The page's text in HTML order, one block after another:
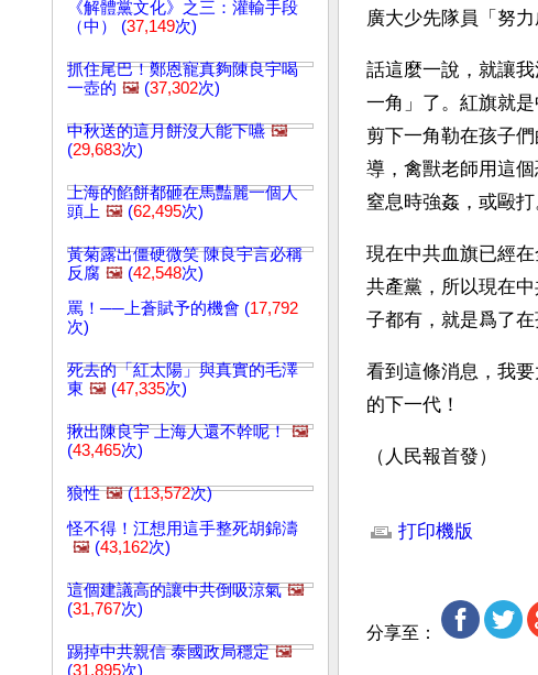
《解體黨文化》之三：灌輸手段
（中） (37,149次)
抓住尾巴！鄭恩寵真夠陳良宇喝
一壺的 🖼️ (37,302次)
中秋送的這月餅沒人能下嚥 🖼️
(29,683次)
上海的餡餅都砸在馬豔麗一個人
頭上 🖼️ (62,495次)
黃菊露出僵硬微笑 陳良宇言必稱
反腐 🖼️ (42,548次)
罵！──上蒼賦予的機會 (17,792
次)
死去的「紅太陽」與真實的毛澤
東 🖼️ (47,335次)
揪出陳良宇 上海人還不幹呢！ 🖼️
(43,465次)
狼性 🖼️(113,572次)
怪不得！江想用這手整死胡錦濤
🖼️ (43,162次)
這個建議高的讓中共倒吸涼氣 🖼️
(31,767次)
踢掉中共親信 泰國政局穩定 🖼️
(31,895次)
廣大少先隊員「努
話這麼一說，就讓
一角」了。紅旗就
剪下一角勒在孩子
導，禽獸老師用這
窒息時強姦，或毆打
現在中共血旗已經
共產黨，所以現在
子都有，就是爲了
看到這條消息，我
的下一代！
（人民報首發）
打印機版
分享至：